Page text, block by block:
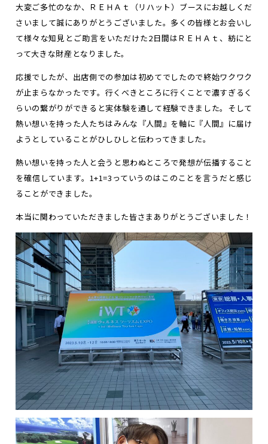
大変ご多忙のなか、ＲＥＨＡｔ（リハット）ブースにお越しくだ
さいまして誠にありがとうございました。多くの皆様とお会いし
て様々な知見とご助言をいただけた2日間はＲＥＨＡｔ、紡にと
って大きな財産となりました。
応援でしたが、出店側での参加は初めてでしたので終始ワクワク
が止まらなかったです。行くべきところに行くことで濃すぎるく
らいの繋がりができると実体験を通して経験できました。そして
熱い想いを持った人たちはみんな『人間』を軸に『人間』に届け
ようとしていることがひしひしと伝わってきました。
熱い想いを持った人と会うと思わぬところで発想が伝播すること
を確信しています。1+1=3っていうのはこのことを言うだと感じ
ることができました。
本当に関わっていただきました皆さまありがとうございました！